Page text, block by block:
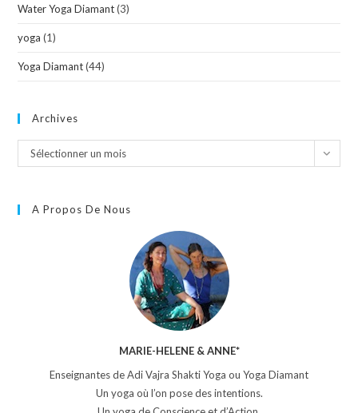
Water Yoga Diamant (3)
yoga (1)
Yoga Diamant (44)
Archives
Sélectionner un mois
A Propos De Nous
MARIE-HELENE & ANNE*
Enseignantes de Adi Vajra Shakti Yoga ou Yoga Diamant
Un yoga où l’on pose des intentions.